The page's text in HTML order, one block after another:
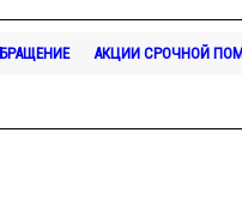
АКЦИИ СРОЧНОЙ